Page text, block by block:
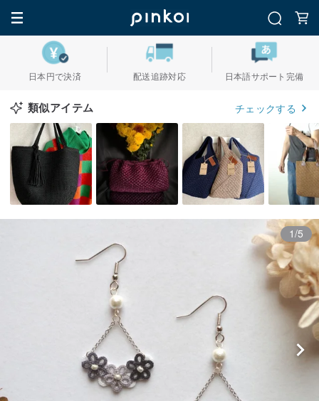
日本円で決済 配送追跡対応 日本語サポート完備
類似アイテム チェックする
1/5